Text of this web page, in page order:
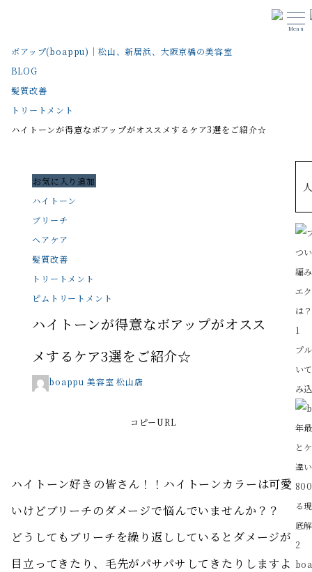
Menu
ボアップ(boappu)｜松山、新居浜、大阪京橋の美容室
BLOG
髪質改善
トリートメント
ハイトーンが得意なボアップがオススメするケア3選をご紹介☆
お気に入り追加
ハイトーン
ブリーチ
ヘアケア
髪質改善
トリートメント
ピムトリートメント
ハイトーンが得意なボアップがオスス
メするケア3選をご紹介☆
boappu 美容室 松山店
コピーURL
ハイトーン好きの皆さん！！ハイトーンカラーは可愛
いけどブリーチのダメージで悩んでいませんか？？
どうしてもブリーチを繰り返ししているとダメージが
目立ってきたり、毛先がパサパサしてきたりしますよ
1
プ
い
み
2